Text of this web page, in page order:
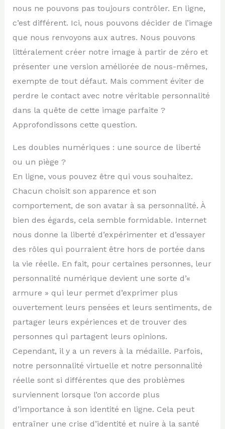
nous ne pouvons pas toujours contrôler. En ligne,
c’est différent. Ici, nous pouvons décider de l’image
que nous renvoyons aux autres. Nous pouvons
littéralement créer notre image à partir de zéro et
présenter une version améliorée de nous-mêmes,
exempte de tout défaut. Mais comment éviter de
perdre le contact avec notre véritable personnalité
dans la quête de cette image parfaite ?
Approfondissons cette question.
Les doubles numériques : une source de liberté
ou un piège ?
En ligne, vous pouvez être qui vous souhaitez.
Chacun choisit son apparence et son
comportement, de son avatar à sa personnalité. À
bien des égards, cela semble formidable. Internet
nous donne la liberté d’expérimenter et d’essayer
des rôles qui pourraient être hors de portée dans
la vie réelle. En fait, pour certaines personnes, leur
personnalité numérique devient une sorte d’«
armure » qui leur permet d’exprimer plus
ouvertement leurs pensées et leurs sentiments, de
partager leurs expériences et de trouver des
personnes qui partagent leurs opinions.
Cependant, il y a un revers à la médaille. Parfois,
notre personnalité virtuelle et notre personnalité
réelle sont si différentes que des problèmes
surviennent lorsque l’on accorde plus
d’importance à son identité en ligne. Cela peut
entraîner une crise d’identité et nuire à la santé